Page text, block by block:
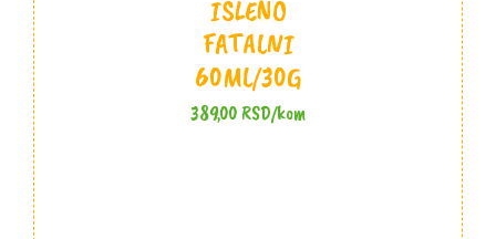
ISLENO
FATALNI
60ML/30G
389,00RSD/kom